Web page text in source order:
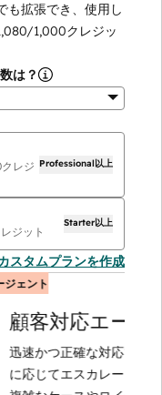
も拡張でき、使用し
/1,000クレジッ
は？
クレジ Professional以上
ジット
Starter以上
スタムプランを作成
ト
客対応エージェ
かつ正確な対応で問い合
じてエスカレーションす